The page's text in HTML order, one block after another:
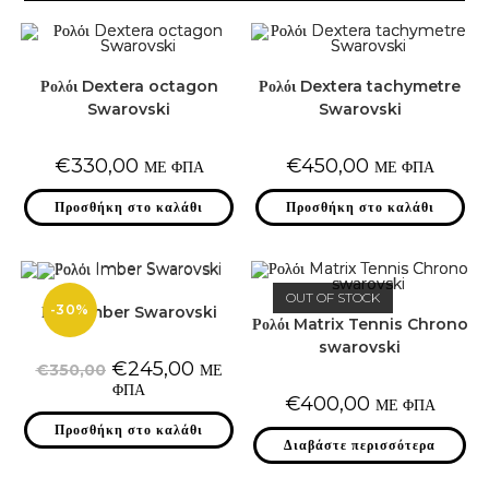
Ρολόι Dextera octagon
Swarovski
€330,00 ΜΕ ΦΠΑ
Προσθήκη στο καλάθι
Ρολόι Dextera tachymetre
Swarovski
€450,00 ΜΕ ΦΠΑ
Προσθήκη στο καλάθι
-30%
Ρολόι Imber Swarovski
€350,00 Original
price
was:
€350,00.
€245,00Η
τρέχουσα
είναι:
€245,00.
ΜΕ
ΦΠΑ
Προσθήκη στο καλάθι
OUT OF STOCK
Ρολόι Matrix Tennis Chrono
swarovski
€400,00 ΜΕ ΦΠΑ
Διαβάστε περισσότερα